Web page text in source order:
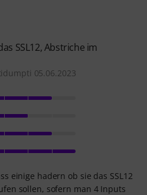
SSL12, Abstriche im
05.06.2023
einige hadern ob sie das SSL12
sollen, sofern man 4 Inputs